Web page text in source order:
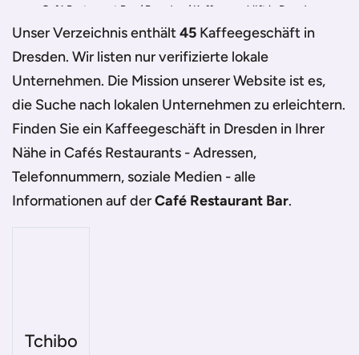
Café Restaurant Bar / Dresden / Kaffeegeschäft in Dresden
Unser Verzeichnis enthält45 Kaffeegeschäft in
Dresden. Wir listen nur verifizierte lokale
Unternehmen. Die Mission unserer Website ist es,
die Suche nach lokalen Unternehmen zu erleichtern.
Finden Sie ein Kaffeegeschäft in Dresden in Ihrer
Nähe in Cafés Restaurants - Adressen,
Telefonnummern, soziale Medien - alle
Informationen auf derCafé Restaurant Bar.
Tchibo